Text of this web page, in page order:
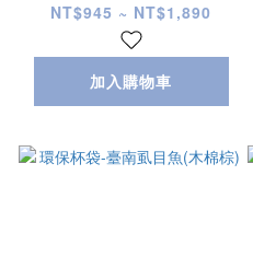
NT$945 ~ NT$1,890
加入購物車